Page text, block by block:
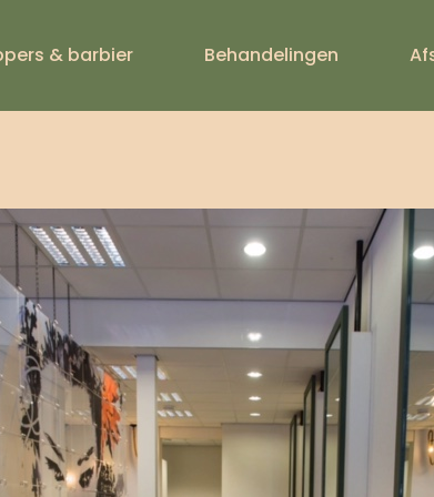
& barbier Behandelingen
IMAGE1